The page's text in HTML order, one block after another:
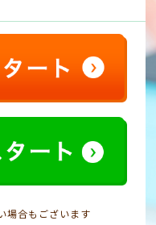
場合もございます